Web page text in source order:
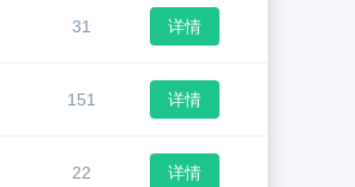
31 详情
151 详情
22 详情